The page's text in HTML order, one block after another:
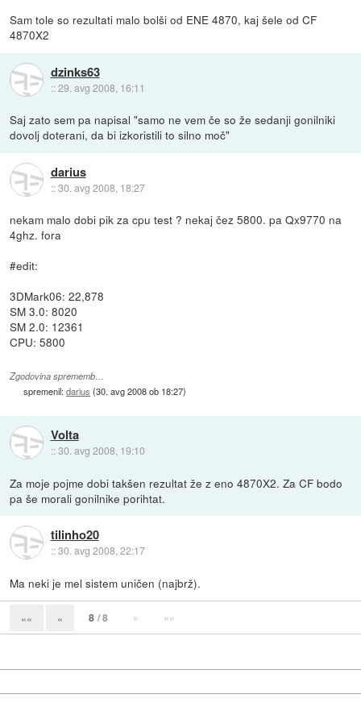
Sam tole so rezultati malo bolši od ENE 4870, kaj šele od CF
4870X2
dzinks63
::29. avg 2008, 16:11
Saj zato sem pa napisal "samo ne vem če so že sedanji gonilniki
dovolj doterani, da bi izkoristili to silno moč"
darius
::30. avg 2008, 18:27
nekam malo dobi pik za cpu test ? nekaj čez 5800. pa Qx9770 na
4ghz. fora
#edit:
3DMark06: 22,878
SM 3.0: 8020
SM 2.0: 12361
CPU: 5800
Zgodovina sprememb…
spremenil:darius (30. avg 2008 ob 18:27)
Volta
::30. avg 2008, 19:10
Za moje pojme dobi takšen rezultat že z eno 4870X2. Za CF bodo
pa še morali gonilnike porihtat.
tilinho20
::30. avg 2008, 22:17
Ma neki je mel sistem uničen (najbrž).
«« « 8 / 8 » »»